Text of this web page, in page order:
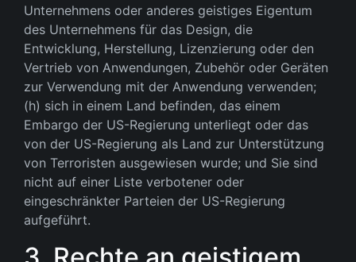
Unternehmens oder anderes geistiges Eigentum
des Unternehmens für das Design, die
Entwicklung, Herstellung, Lizenzierung oder den
Vertrieb von Anwendungen, Zubehör oder Geräten
zur Verwendung mit der Anwendung verwenden;
(h) sich in einem Land befinden, das einem
Embargo der US-Regierung unterliegt oder das
von der US-Regierung als Land zur Unterstützung
von Terroristen ausgewiesen wurde; und Sie sind
nicht auf einer Liste verbotener oder
eingeschränkter Parteien der US-Regierung
aufgeführt.